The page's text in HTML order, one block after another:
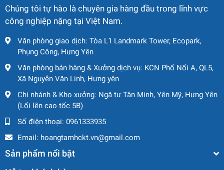
Chúng tôi tự hào là chuyên gia hàng đầu trong lĩnh vực
công nghiệp nặng tại Việt Nam.
Văn phòng giao dịch: Tòa L1 Landmark Tower, Ecopark,
Phụng Công, Hưng Yên
Văn phòng bán hàng & Xưởng dịch vụ: KCN Phố Nối A, QL5,
Xã Nguyễn Văn Linh, Hưng yên
Chi nhánh & Kho xưởng: Ngã tư Tân Minh, Yên Mỹ, Hưng Yên
(Lối lên cao tốc 5B)
Số điện thoại: 0961333935
Email: hoangtamhckt.vn@gmail.com
Sản phẩm nổi bật